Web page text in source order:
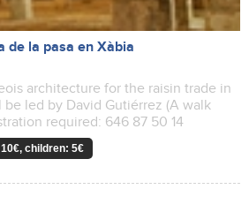
de la pasa en Xàbia
architecture for the raisin trade in
led by David Gutiérrez (A walk
required: 646 87 50 14
10€, children: 5€